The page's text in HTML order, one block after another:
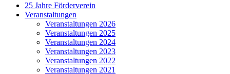
25 Jahre Förderverein
Veranstaltungen
Veranstaltungen 2026
Veranstaltungen 2025
Veranstaltungen 2024
Veranstaltungen 2023
Veranstaltungen 2022
Veranstaltungen 2021